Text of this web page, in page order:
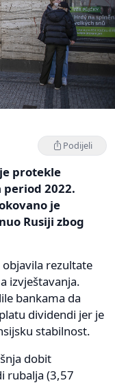
Podijeli
protekle
period 2022.
je
Rusiji zbog
rezultate
izvještavanja.
bankama da
dividendi jer je
stabilnost.
dobit
rubalja (3,57